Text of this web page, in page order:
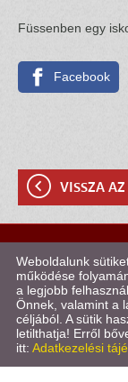
Füssenben egy
Facebook
VISSZA AZ
©
Oldal információk
KERESÉS AZ OLDAL
Weboldalunk
működése
a legjobb
Önnek, valamint a
céljából. A sütik
letilthatja! Erről
itt: Adatkezelési